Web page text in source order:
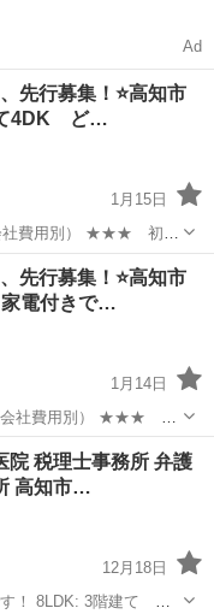
Ad
先行募集！⭐️高知市
4DK ど…
1月15日
★★★ 初期
の場合：要相談
、風呂、トイレ...
て 徒歩
先行募集！⭐️高知市
電付きで…
1月14日
） ★★★ 初
りの場合：要相談
DK、風呂、ト...
徒歩
院 税理士事務所 弁護
高知市…
12月18日
！ 8LDK: 3階建て